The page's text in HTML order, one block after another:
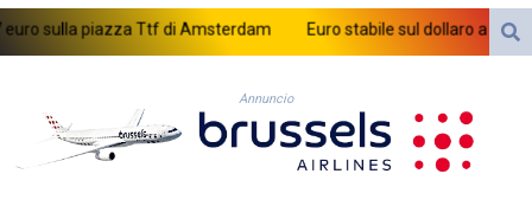
ARS 1731.96426
AUD 1.634492
AZN 1.961832
BAM 1.955111
BBD 2.320873
BDT 142.639766
sulla piazza Ttf di Amsterdam Euro stabile sul dollaro a 1,155 (-
Annuncio